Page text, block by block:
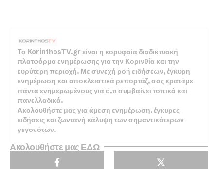
Το KorinthosTV.gr είναι η κορυφαία διαδικτυακή
πλατφόρμα ενημέρωσης για την Κορινθία και την
ευρύτερη περιοχή. Με συνεχή ροή ειδήσεων, έγκυρη
ενημέρωση και αποκλειστικά ρεπορτάζ, σας κρατάμε
πάντα ενημερωμένους για ό,τι συμβαίνει τοπικά και
πανελλαδικά.
Ακολουθήστε μας για άμεση ενημέρωση, έγκυρες
ειδήσεις και ζωντανή κάλυψη των σημαντικότερων
γεγονότων.
Ακολουθήστε μας ΕΔΩ